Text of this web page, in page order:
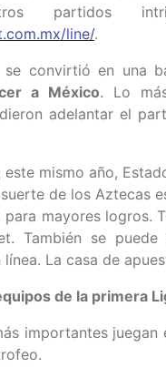
partidos
line/.
convirtió en una
a México. Lo
adelantar el
este mismo año,
de los Aztecas
para mayores logros.
También se
La casa de
de la primera
importantes